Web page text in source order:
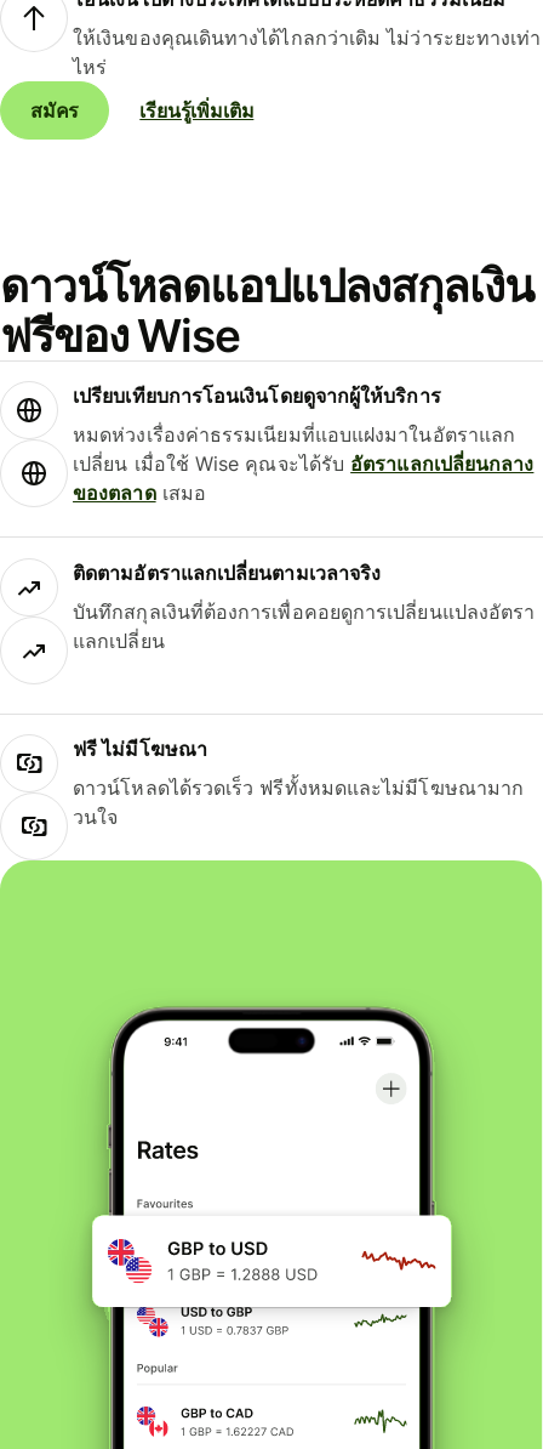
ให้เงินของคุณเดินทางได้ไกลกว่าเดิม ไม่ว่าระยะทางเท่า
ไหร่
สมัคร
เรียนรู้เพิ่มเติม
ดาวน์โหลดแอปแปลงสกุลเงิน
ฟรีของ Wise
เปรียบเทียบการโอนเงินโดยดูจากผู้ให้บริการ
หมดห่วงเรื่องค่าธรรมเนียมที่แอบแฝงมาในอัตราแลก
เปลี่ยน เมื่อใช้ Wise คุณจะได้รับ อัตราแลกเปลี่ยนกลาง
ของตลาดเสมอ
ติดตามอัตราแลกเปลี่ยนตามเวลาจริง
บันทึกสกุลเงินที่ต้องการเพื่อคอยดูการเปลี่ยนแปลงอัตรา
แลกเปลี่ยน
ฟรี ไม่มีโฆษณา
ดาวน์โหลดได้รวดเร็ว ฟรีทั้งหมดและไม่มีโฆษณามาก
วนใจ